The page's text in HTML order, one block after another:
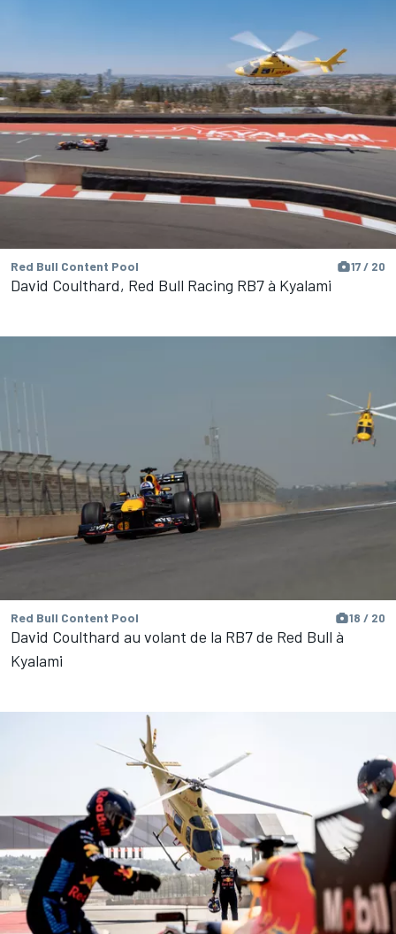
Red Bull Content Pool 17 / 20
David Coulthard, Red Bull Racing RB7 à Kyalami
Red Bull Content Pool 18 / 20
David Coulthard au volant de la RB7 de Red Bull à
Kyalami